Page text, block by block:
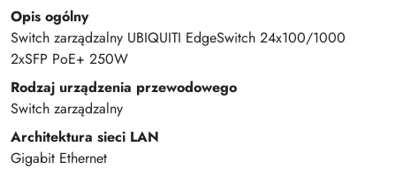
Opis ogólny
Switch zarządzalny UBIQUITI EdgeSwitch 24x100/1000
2xSFP PoE+ 250W
Rodzaj urządzenia przewodowego
Switch zarządzalny
Architektura sieci LAN
Gigabit Ethernet